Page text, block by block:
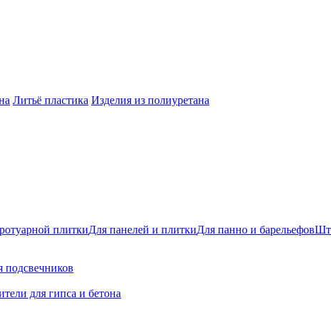
Литьё пластика Изделия из полиуретана
плиткиДля панелей и плиткиДля панно и барельефов
подсвечников
для гипса и бетона